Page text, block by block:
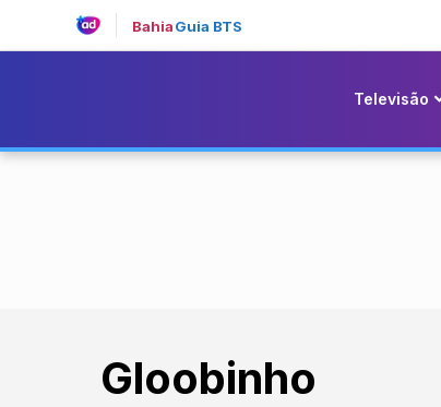
BahiaGuia BTS
Televisão
Gloobinho